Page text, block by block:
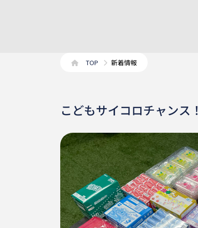
TOP 新着情報
こどもサイコロチャンス！